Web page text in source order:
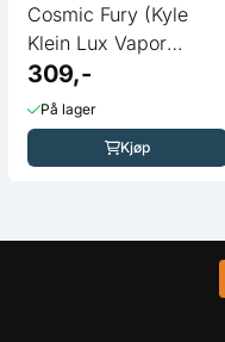
Cosmic Fury (Kyle
Klein Lux Vapor
Logic)
309,-
På lager
Kjøp